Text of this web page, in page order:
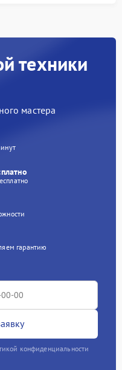
техники
мастера
гарантию
конфиденциальности